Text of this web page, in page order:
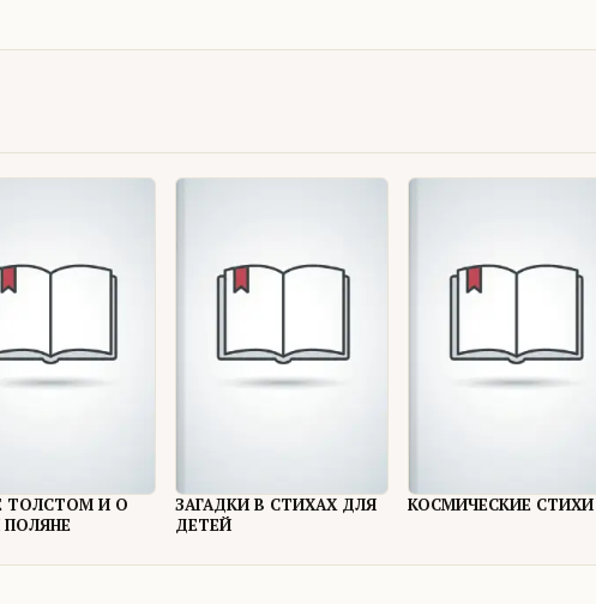
ТОЛСТОМ И О
ЗАГАДКИ В СТИХАХ ДЛЯ
ДЕТЕЙ
КОСМИЧЕСКИЕ СТИХИ